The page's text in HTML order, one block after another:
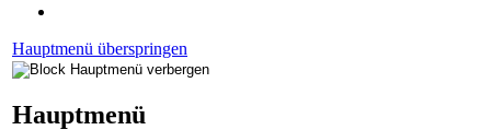
Hauptmenü überspringen
Hauptmenü